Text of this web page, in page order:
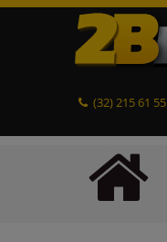
(32) 215 61 55